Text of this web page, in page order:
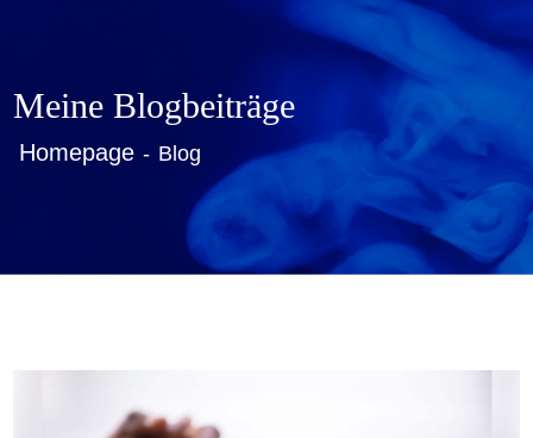
Meine Blogbeiträge
Homepage Blog